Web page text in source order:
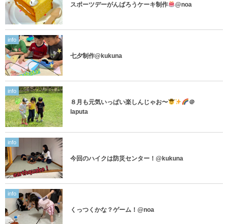
スポーツデーがんばろうケーキ制作 @noa
info
七夕制作@kukuna
info
８月も元気いっぱい楽しんじゃお〜
＠
laputa
info
今回のハイクは防災センター！@kukuna
info
くっつくかな？ゲーム！@noa